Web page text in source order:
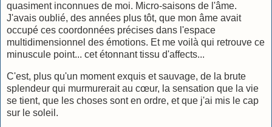
quasiment inconnues de moi. Micro-saisons de l'âme.
J'avais oublié, des années plus tôt, que mon âme avait
occupé ces coordonnées précises dans l'espace
multidimensionnel des émotions. Et me voilà qui retrouve ce
minuscule point... cet étonnant tissu d'affects...
C'est, plus qu'un moment exquis et sauvage, de la brute
splendeur qui murmurerait au cœur, la sensation que la vie
se tient, que les choses sont en ordre, et que j'ai mis le cap
sur le soleil.